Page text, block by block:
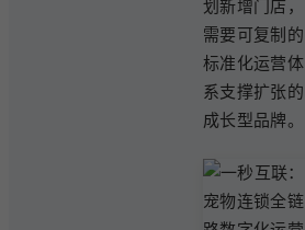
划新增门店，
需要可复制的
标准化运营体
系支撑扩张的
成长型品牌。